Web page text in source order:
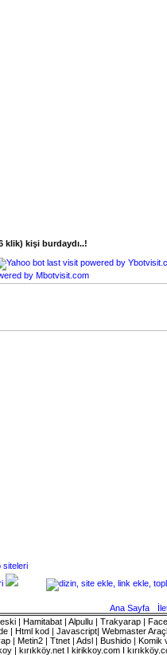
klik) kişi burdaydı..!
Ana Sayfa
| Hamitabat | Alpullu | Trakyarap |
| Html kod | Javascript| Webmaster
| Metin2 | Ttnet | Adsl | Bushido |
| kırıkköy.net I kirikkoy.com I